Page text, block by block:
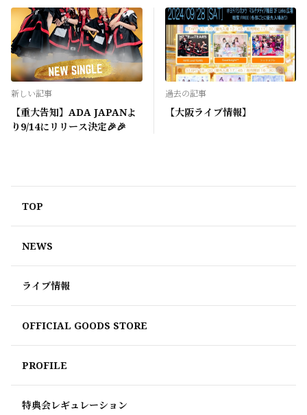
新しい記事
【重大告知】ADA JAPANよ
り9/14にリリース決定🎉🎉
過去の記事
【大阪ライブ情報】
TOP
NEWS
ライブ情報
OFFICIAL GOODS STORE
PROFILE
特典会レギュレーション